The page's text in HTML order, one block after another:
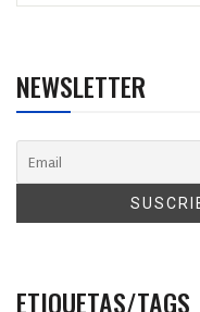
NEWSLETTER
ETIQUETAS/TAGS